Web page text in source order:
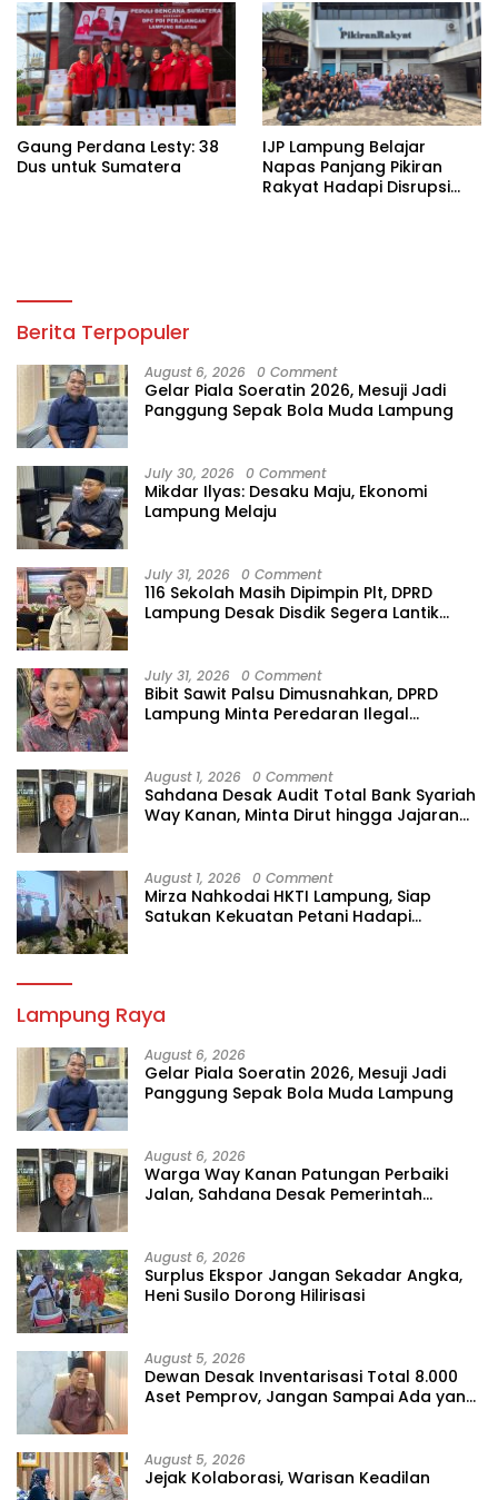
Gaung Perdana Lesty: 38
Dus untuk Sumatera
IJP Lampung Belajar
Napas Panjang Pikiran
Rakyat Hadapi Disrupsi
Berita Terpopuler
August 6, 2026 0 Comment
Gelar Piala Soeratin 2026, Mesuji Jadi
Panggung Sepak Bola Muda Lampung
July 30, 2026 0 Comment
Mikdar Ilyas: Desaku Maju, Ekonomi
Lampung Melaju
July 31, 2026 0 Comment
116 Sekolah Masih Dipimpin Plt, DPRD
Lampung Desak Disdik Segera Lantik
July 31, 2026 0 Comment
Bibit Sawit Palsu Dimusnahkan, DPRD
Lampung Minta Peredaran Ilegal
August 1, 2026 0 Comment
Sahdana Desak Audit Total Bank Syariah
Way Kanan, Minta Dirut hingga Jajaran
August 1, 2026 0 Comment
Mirza Nahkodai HKTI Lampung, Siap
Satukan Kekuatan Petani Hadapi
Lampung Raya
August 6, 2026
Gelar Piala Soeratin 2026, Mesuji Jadi
Panggung Sepak Bola Muda Lampung
August 6, 2026
Warga Way Kanan Patungan Perbaiki
Jalan, Sahdana Desak Pemerintah
August 6, 2026
Surplus Ekspor Jangan Sekadar Angka,
Heni Susilo Dorong Hilirisasi
August 5, 2026
Dewan Desak Inventarisasi Total 8.000
Aset Pemprov, Jangan Sampai Ada yang
August 5, 2026
Jejak Kolaborasi, Warisan Keadilan